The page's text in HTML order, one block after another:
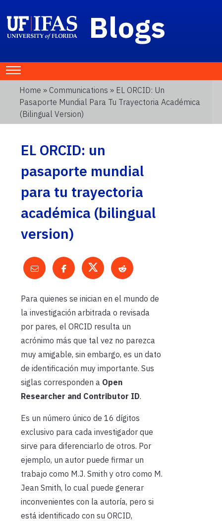
Blogs
Home » Communications » EL ORCID: Un
Pasaporte Mundial Para Tu Trayectoria Académica
(bilingual Version)
EL ORCID: un
pasaporte mundial
para tu trayectoria
académica (bilingual
version)
Para quienes se inician en el mundo de
la investigación arbitrada o revisada
por pares, el ORCID resulta un
acrónimo más que tal vez no parezca
muy amigable, sin embargo, es un dato
de identificación muy importante. Sus
siglas corresponden a Open
Researcher and Contributor ID.
Es un número único de 16 dígitos
exclusivo para cada investigador que
sirve para diferenciarlo de otros. Por
ejemplo, un autor puede firmar un
trabajo como M.J. Smith y otro como M.
Jean Smith, lo cual puede generar
inconvenientes con la autoría, pero si
está identificado con su ORCID,